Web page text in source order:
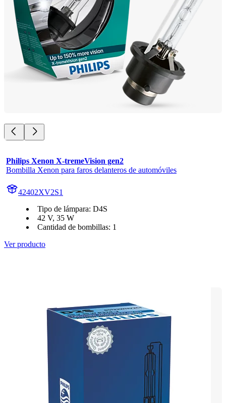
Philips Xenon X-tremeVision gen2
Bombilla Xenon para faros delanteros de automóviles
42402XV2S1
Tipo de lámpara: D4S
42 V, 35 W
Cantidad de bombillas: 1
Ver producto